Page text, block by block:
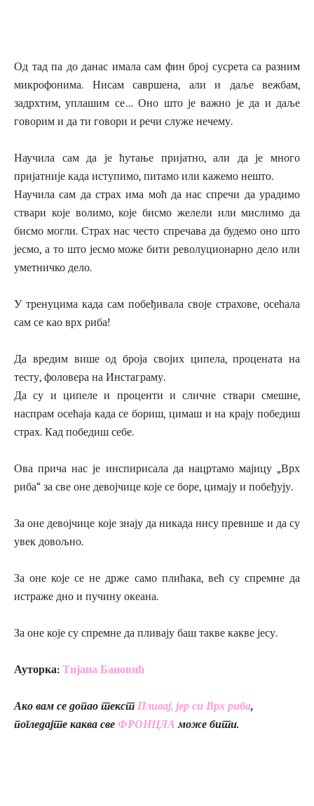
Од тад па до данас имала сам фин број сусрета са разним
микрофонима. Нисам савршена, али и даље вежбам,
задрхтим, уплашим се… Оно што је важно је да и даље
говорим и да ти говори и речи служе нечему.
Научила сам да је ћутање пријатно, али да је много
пријатније када иступимо, питамо или кажемо нешто.
Научила сам да страх има моћ да нас спречи да урадимо
ствари које волимо, које бисмо желели или мислимо да
бисмо могли. Страх нас често спречава да будемо оно што
јесмо, а то што јесмо може бити револуционарно дело или
уметничко дело.
У тренуцима када сам побеђивала своје страхове, осећала
сам се као врх риба!
Да вредим више од броја својих ципела, процената на
тесту, фоловера на Инстаграму.
Да су и ципеле и проценти и сличне ствари смешне,
наспрам осећаја када се бориш, цимаш и на крају победиш
страх. Кад победиш себе.
Ова прича нас је инспирисала да нацртамо мајицу „Врх
риба“ за све оне девојчице које се боре, цимају и побеђују.
За оне девојчице које знају да никада нису превише и да су
увек довољно.
За оне које се не држе само плићака, већ су спремне да
истраже дно и пучину океана.
За оне које су спремне да пливају баш такве какве јесу.
Ауторка: Тијана Бановић
Ако вам се допао текстПливај, јер си Врх риба,
погледајте каква све ФРОНЦЛА може бити.